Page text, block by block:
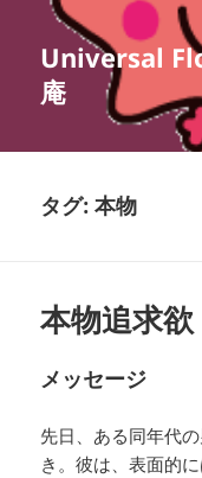
Universal
庵
タグ:本物
本物追求欲
メッセージ
先日、ある同年代
き。彼は、表面的